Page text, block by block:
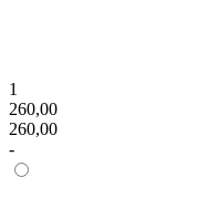
1
260,00
260,00
-